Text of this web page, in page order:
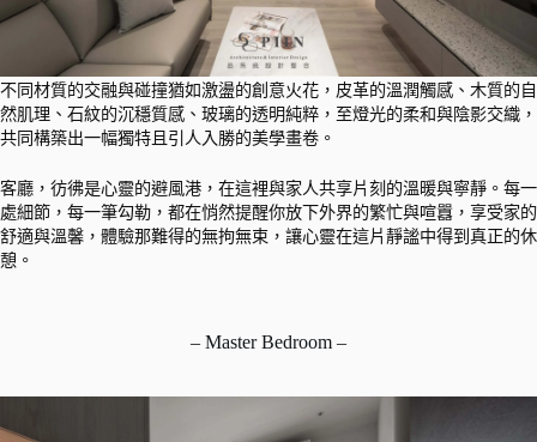
不同材質的交融與碰撞猶如激盪的創意火花，皮革的溫潤觸感、木質的自
然肌理、石紋的沉穩質感、玻璃的透明純粹，至燈光的柔和與陰影交織，
共同構築出一幅獨特且引人入勝的美學畫卷。
客廳，彷彿是心靈的避風港，在這裡與家人共享片刻的溫暖與寧靜。每一
處細節，每一筆勾勒，都在悄然提醒你放下外界的繁忙與喧囂，享受家的
舒適與溫馨，體驗那難得的無拘無束，讓心靈在這片靜謐中得到真正的休
憩。
– Master Bedroom –